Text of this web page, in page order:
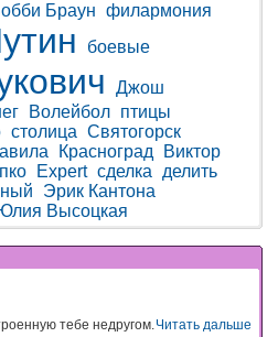
Браун филармония
боевые
Джош
Волейбол птицы
столица Святогорск
Красноград
Виктор
Expert сделка
делить
Эрик Кантона
Высоцкая
тебе недругом.Читать дальше